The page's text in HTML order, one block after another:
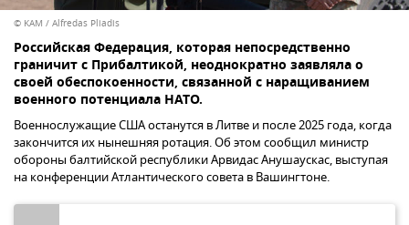
© KAM / Alfredas Pliadis
Российская Федерация, которая непосредственно
граничит с Прибалтикой, неоднократно заявляла о
своей обеспокоенности, связанной с наращиванием
военного потенциала НАТО.
Военнослужащие США останутся в Литве и после 2025 года, когда
закончится их нынешняя ротация. Об этом сообщил министр
обороны балтийской республики Арвидас Анушаускас, выступая
на конференции Атлантического совета в Вашингтоне.